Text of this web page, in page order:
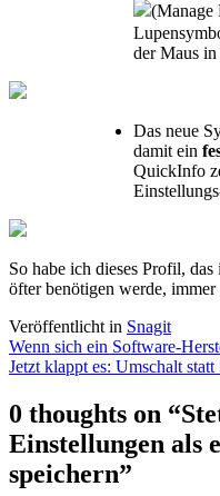
(Manage
der Maus
Das neue
damit ein
QuickInfo
So habe ich dieses Profil,
öfter benötigen werde,
Veröffentlicht in Snagit
Wenn sich ein Software-
Jetzt klappt es: Umschalt
0 thoughts on “
Einstellungen als
speichern”